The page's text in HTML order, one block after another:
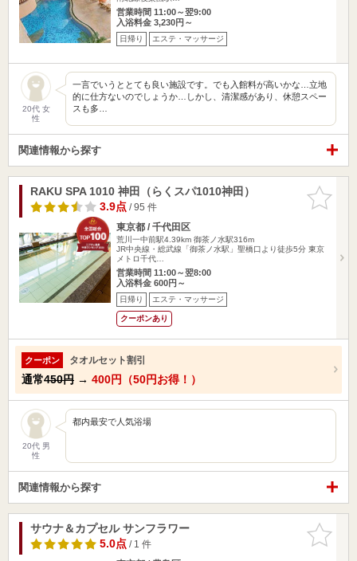
営業時間 11:00～翌9:00
入浴料金 3,230円～
日帰り エステ・マッサージ
20代 女
性
一言でいうととても良い施設です。でも入館料が高いかな…立地
的に仕方ないのでしょうか…しかし、清潔感があり、休憩スペー
スも多…
関連情報から探す
お気に入
りに追加
RAKU SPA 1010 神田（らくスパ1010神田）
3.9点/ 95 件
東京都 / 千代田区
荒川一中前駅4.39km 御茶ノ水駅316m
JR中央線・総武線「御茶ノ水駅」聖橋口より徒歩5分 東京
メトロ千代…
営業時間 11:00～翌8:00
入浴料金 600円～
日帰り エステ・マッサージ
クーポンあり
クーポン タオルセット割引
通常450円 → 400円（50円お得！）
20代 男
性
都内最安で人気浴場
関連情報から探す
お気に入
りに追加
サウナ＆カプセル サンフラワー
5.0点/ 1 件